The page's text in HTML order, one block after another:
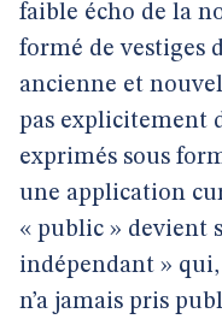
faible écho de la
formé de vestiges
ancienne et
pas explicitement
exprimés sous
une application
« public » devient
indépendant »
n’a jamais pris